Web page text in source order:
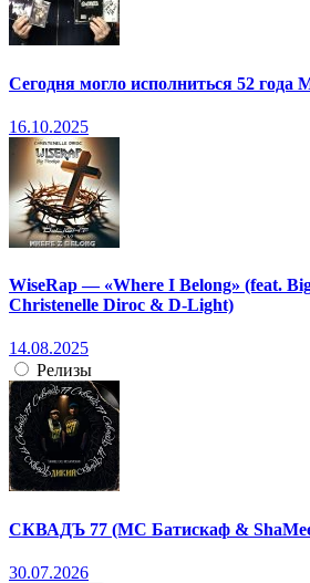
Сегодня могло исполниться 52 года
16.10.2025
WiseRap — «Where I Belong» (feat.
Christenelle Diroc & D-Light)
14.08.2025
Релизы
СКВАДЪ 77 (МС Батискаф &
30.07.2026